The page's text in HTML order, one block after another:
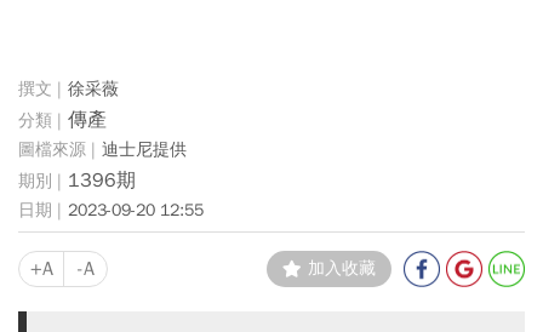
徐采薇
傳產
迪士尼提供
1396期
2023-09-20 12:55
+A -A 加入收藏